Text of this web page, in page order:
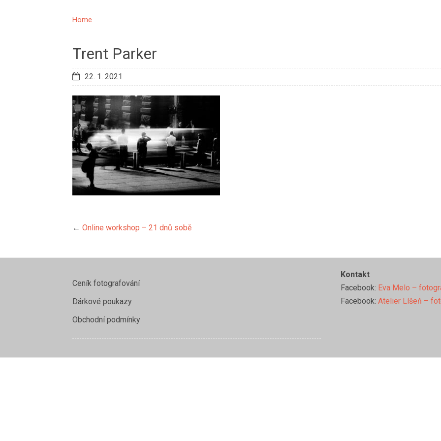
Home
Trent Parker
22. 1. 2021
← Online workshop – 21 dnů sobě
Ceník fotografování
Dárkové poukazy
Obchodní podmínky
Kontakt
Facebook: Eva Melo –
Facebook: Atelier Líšeň –